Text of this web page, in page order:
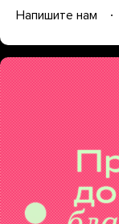
Напишите нам